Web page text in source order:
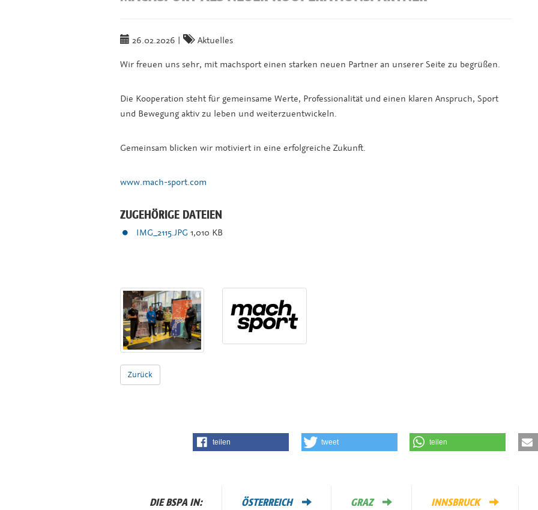
26.02.2026 | Aktuelles
Wir freuen uns sehr, mit machsport einen starken neuen Partner an unserer Seite zu begrüßen.
Die Kooperation steht für gemeinsame Werte, Professionalität und einen klaren Anspruch, Sport
und Bewegung aktiv zu leben und weiterzuentwickeln.
Gemeinsam blicken wir motiviert in eine erfolgreiche Zukunft.
www.mach-sport.com
ZUGEHÖRIGE DATEIEN
IMG_2115.JPG 1,010 KB
Zurück
teilen tweet teilen
DIE BSPA IN: ÖSTERREICH GRAZ INNSBRUCK